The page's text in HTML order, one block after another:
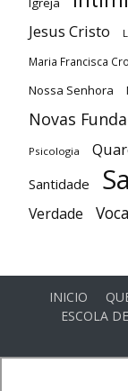
Jesus Cristo
Maria Francisca
Nossa Senhora
Novas
Psicologia
Santidade
Verdade
INICIO
ESCOLA